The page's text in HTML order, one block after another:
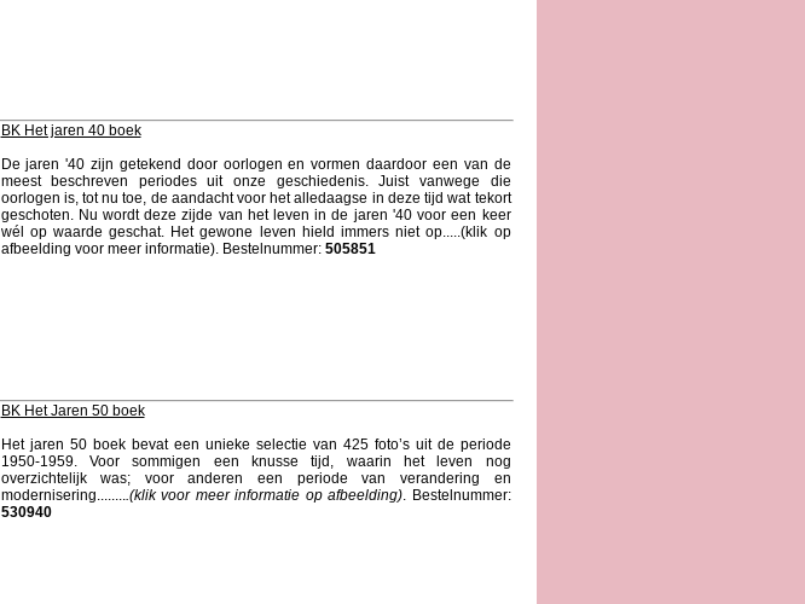
BK Het jaren 40 boek
De jaren '40 zijn getekend door oorlogen en vormen daardoor een van de
meest beschreven periodes uit onze geschiedenis. Juist vanwege die
oorlogen is, tot nu toe, de aandacht voor het alledaagse in deze tijd wat tekort
geschoten. Nu wordt deze zijde van het leven in de jaren '40 voor een keer
wél op waarde geschat. Het gewone leven hield immers niet op.....(klik op
afbeelding voor meer informatie). Bestelnummer: 505851
BK Het Jaren 50 boek
Het jaren 50 boek bevat een unieke selectie van 425 foto’s uit de periode
1950-1959. Voor sommigen een knusse tijd, waarin het leven nog
overzichtelijk was; voor anderen een periode van verandering en
modernisering.........(klik voor meer informatie op afbeelding). Bestelnummer:
530940